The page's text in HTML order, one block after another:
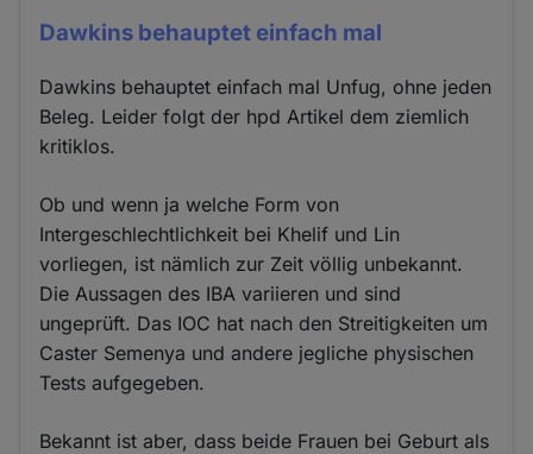
Dawkins behauptet einfach mal
Dawkins behauptet einfach mal Unfug, ohne jeden
Beleg. Leider folgt der hpd Artikel dem ziemlich
kritiklos.
Ob und wenn ja welche Form von
Intergeschlechtlichkeit bei Khelif und Lin
vorliegen, ist nämlich zur Zeit völlig unbekannt.
Die Aussagen des IBA variieren und sind
ungeprüft. Das IOC hat nach den Streitigkeiten um
Caster Semenya und andere jegliche physischen
Tests aufgegeben.
Bekannt ist aber, dass beide Frauen bei Geburt als